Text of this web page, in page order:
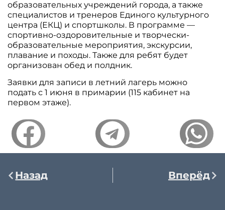
образовательных учреждений города, а также
специалистов и тренеров Единого культурного
центра (ЕКЦ) и спортшколы. В программе —
спортивно-оздоровительные и творчески-
образовательные мероприятия, экскурсии,
плавание и походы. Также для ребят будет
организован обед и полдник.
Заявки для записи в летний лагерь можно
подать с 1 июня в примарии (115 кабинет на
первом этаже).
Назад Вперёд